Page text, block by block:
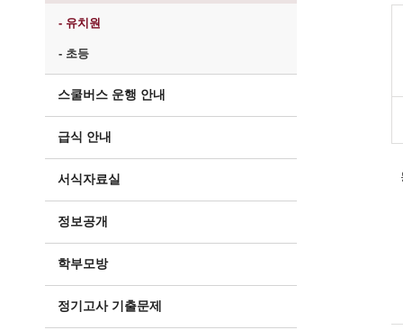
- 유치원
- 초등
스쿨버스 운행 안내
급식 안내
서식자료실
정보공개
학부모방
정기고사 기출문제